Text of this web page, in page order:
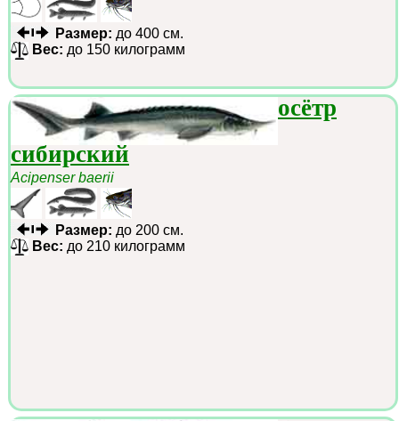
Размер: до 400 см.
Вес: до 150 килограмм
осётр
сибирский
Acipenser baerii
Размер: до 200 см.
Вес: до 210 килограмм